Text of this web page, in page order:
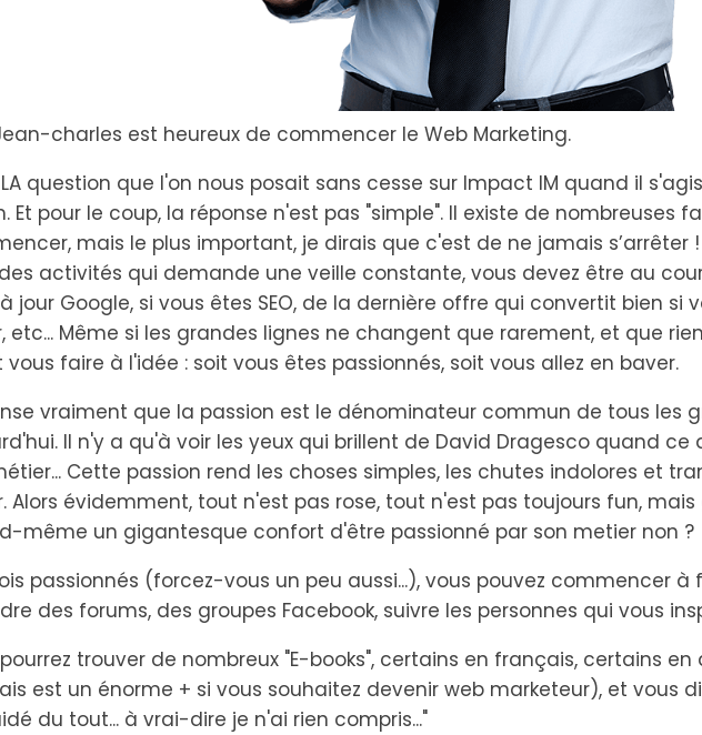
charles est heureux de commencer le Web Marketing.
question que l'on nous posait sans cesse sur Impact IM quand il
Et pour le coup, la réponse n'est pas "simple". Il existe de nombreuses
mais le plus important, je dirais que c'est de ne jamais s’arrêter
activités qui demande une veille constante, vous devez être au
jour Google, si vous êtes SEO, de la dernière offre qui convertit bien si
etc... Même si les grandes lignes ne changent que rarement, et que
vous faire à l'idée : soit vous êtes passionnés, soit vous allez en baver.
vraiment que la passion est le dénominateur commun de tous les
Il n'y a qu'à voir les yeux qui brillent de David Dragesco quand ce
Cette passion rend les choses simples, les chutes indolores et
Alors évidemment, tout n'est pas rose, tout n'est pas toujours fun,
même un gigantesque confort d'être passionné par son metier non ?
passionnés (forcez-vous un peu aussi...), vous pouvez commencer à
des forums, des groupes Facebook, suivre les personnes qui vous
trouver de nombreux "E-books", certains en français, certains
est un énorme + si vous souhaitez devenir web marketeur), et vous
du tout... à vrai-dire je n'ai rien compris..."